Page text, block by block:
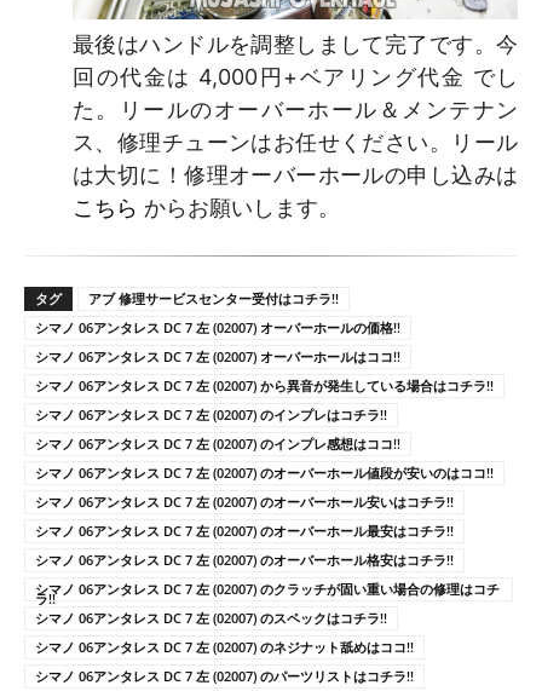
最後はハンドルを調整しまして完了です。今
回の代金は 4,000円+ベアリング代金 でし
た。リールのオーバーホール＆メンテナン
ス、修理チューンはお任せください。リール
は大切に！修理オーバーホールの申し込みは
こちら からお願いします。
タグ
アブ 修理サービスセンター受付はコチラ!!
シマノ 06アンタレス DC 7 左 (02007) オーバーホールの価格!!
シマノ 06アンタレス DC 7 左 (02007) オーバーホールはココ!!
シマノ 06アンタレス DC 7 左 (02007) から異音が発生している場合はコチラ!!
シマノ 06アンタレス DC 7 左 (02007) のインプレはコチラ!!
シマノ 06アンタレス DC 7 左 (02007) のインプレ感想はココ!!
シマノ 06アンタレス DC 7 左 (02007) のオーバーホール値段が安いのはココ!!
シマノ 06アンタレス DC 7 左 (02007) のオーバーホール安いはコチラ!!
シマノ 06アンタレス DC 7 左 (02007) のオーバーホール最安はコチラ!!
シマノ 06アンタレス DC 7 左 (02007) のオーバーホール格安はコチラ!!
シマノ 06アンタレス DC 7 左 (02007) のクラッチが固い重い場合の修理はコチ
ラ!!
シマノ 06アンタレス DC 7 左 (02007) のスペックはコチラ!!
シマノ 06アンタレス DC 7 左 (02007) のネジナット舐めはココ!!
シマノ 06アンタレス DC 7 左 (02007) のパーツリストはコチラ!!